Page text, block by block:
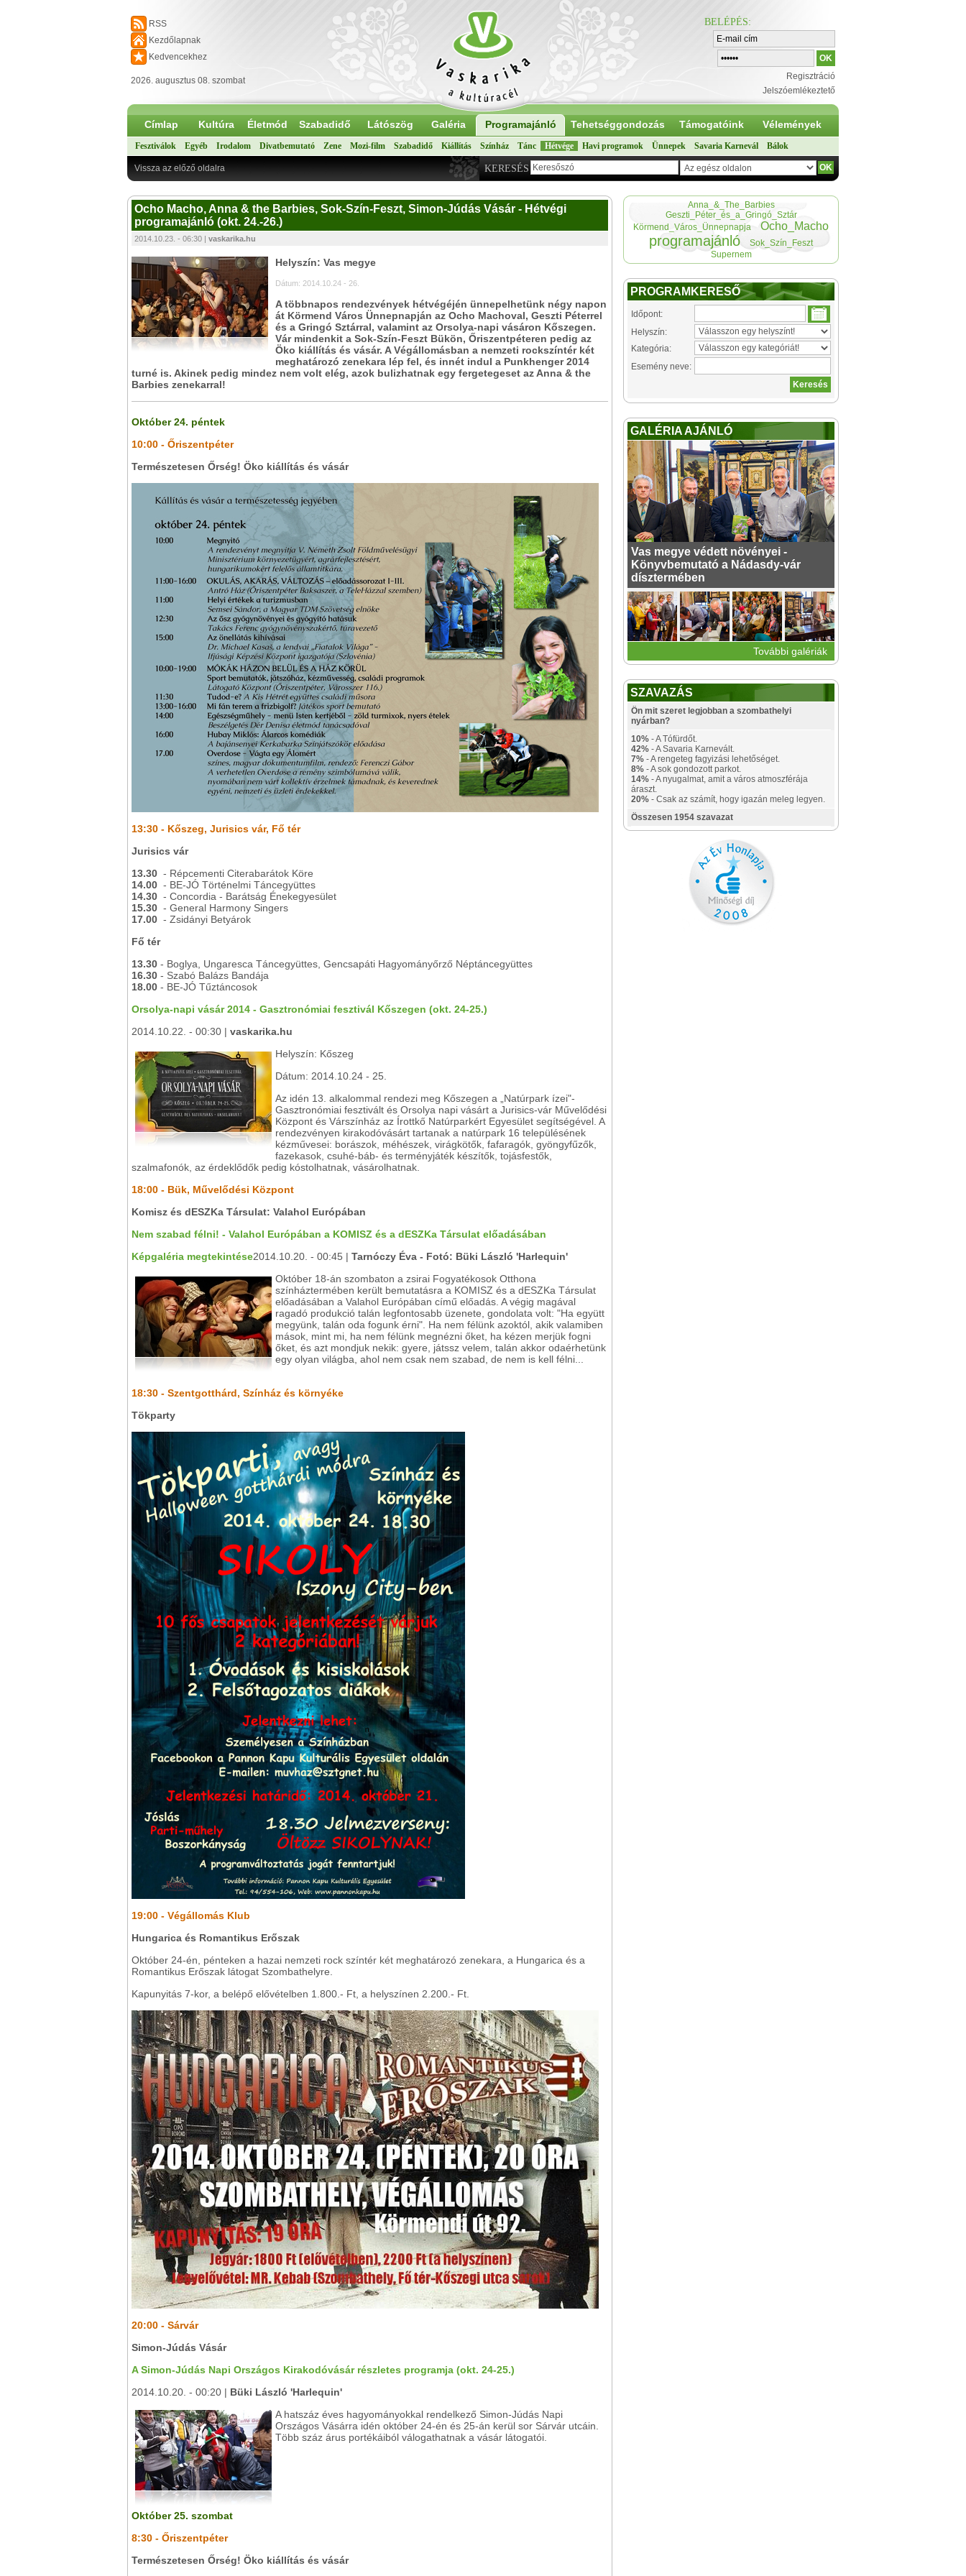
RSS
Kezdőlapnak
Kedvencekhez
2026. augusztus 08. szombat
BELÉPÉS:
Regisztráció
Jelszóemlékeztető
Címlap Kultúra Életmód Szabadidő Látószög Galéria Programajánló Tehetséggondozás Támogatóink Vélemények
Fesztiválok Egyéb Irodalom Divatbemutató Zene Mozi-film Szabadidő Kiállítás Színház Tánc Hétvége Havi programok Ünnepek Savaria Karnevál Bálok
KERESÉS
Vissza az előző oldalra
Ocho Macho, Anna & the Barbies, Sok-Szín-Feszt, Simon-Júdás Vásár - Hétvégi
programajánló (okt. 24.-26.)
2014.10.23. - 06:30 | vaskarika.hu
Helyszín: Vas megye
Dátum: 2014.10.24 - 26.
A többnapos rendezvények hétvégéjén ünnepelhetünk négy napon
át Körmend Város Ünnepnapján az Ocho Machoval, Geszti Péterrel
és a Gringó Sztárral, valamint az Orsolya-napi vásáron Kőszegen.
Vár mindenkit a Sok-Szín-Feszt Bükön, Őriszentpéteren pedig az
Öko kiállítás és vásár. A Végállomásban a nemzeti rockszíntér két
meghatározó zenekara lép fel, és innét indul a Punkhenger 2014
turné is. Akinek pedig mindez nem volt elég, azok bulizhatnak egy fergetegeset az Anna & the
Barbies zenekarral!
Október 24. péntek
10:00 - Őriszentpéter
Természetesen Őrség! Öko kiállítás és vásár
13:30 - Kőszeg, Jurisics vár, Fő tér
Jurisics vár
13.30 - Répcementi Citerabarátok Köre
14.00 - BE-JÓ Történelmi Táncegyüttes
14.30 - Concordia - Barátság Énekegyesület
15.30 - General Harmony Singers
17.00 - Zsidányi Betyárok
Fő tér
13.30 - Boglya, Ungaresca Táncegyüttes, Gencsapáti Hagyományőrző Néptáncegyüttes
16.30 - Szabó Balázs Bandája
18.00 - BE-JÓ Tűztáncosok
Orsolya-napi vásár 2014 - Gasztronómiai fesztivál Kőszegen (okt. 24-25.)
2014.10.22. - 00:30 | vaskarika.hu
Helyszín: Kőszeg
Dátum: 2014.10.24 - 25.
Az idén 13. alkalommal rendezi meg Kőszegen a „Natúrpark ízei"-
Gasztronómiai fesztivált és Orsolya napi vásárt a Jurisics-vár Művelődési
Központ és Várszínház az Írottkő Natúrparkért Egyesület segítségével. A
rendezvényen kirakodóvásárt tartanak a natúrpark 16 településének
kézművesei: borászok, méhészek, virágkötők, fafaragók, gyöngyfűzők,
fazekasok, csuhé-báb- és terményjáték készítők, tojásfestők,
szalmafonók, az érdeklődők pedig kóstolhatnak, vásárolhatnak.
18:00 - Bük, Művelődési Központ
Komisz és dESZKa Társulat: Valahol Európában
Nem szabad félni! - Valahol Európában a KOMISZ és a dESZKa Társulat előadásában
Képgaléria megtekintése2014.10.20. - 00:45 | Tarnóczy Éva - Fotó: Büki László 'Harlequin'
Október 18-án szombaton a zsirai Fogyatékosok Otthona
színháztermében került bemutatásra a KOMISZ és a dESZKa Társulat
előadásában a Valahol Európában című előadás. A végig magával
ragadó produkció talán legfontosabb üzenete, gondolata volt: "Ha együtt
megyünk, talán oda fogunk érni". Ha nem félünk azoktól, akik valamiben
mások, mint mi, ha nem félünk megnézni őket, ha kézen merjük fogni
őket, és azt mondjuk nekik: gyere, játssz velem, talán akkor odaérhetünk
egy olyan világba, ahol nem csak nem szabad, de nem is kell félni...
18:30 - Szentgotthárd, Színház és környéke
Tökparty
19:00 - Végállomás Klub
Hungarica és Romantikus Erőszak
Október 24-én, pénteken a hazai nemzeti rock színtér két meghatározó zenekara, a Hungarica és a
Romantikus Erőszak látogat Szombathelyre.
Kapunyitás 7-kor, a belépő elővételben 1.800.- Ft, a helyszínen 2.200.- Ft.
20:00 - Sárvár
Simon-Júdás Vásár
A Simon-Júdás Napi Országos Kirakodóvásár részletes programja (okt. 24-25.)
2014.10.20. - 00:20 | Büki László 'Harlequin'
A hatszáz éves hagyományokkal rendelkező Simon-Júdás Napi
Országos Vásárra idén október 24-én és 25-án kerül sor Sárvár utcáin.
Több száz árus portékáiból válogathatnak a vásár látogatói.
Október 25. szombat
8:30 - Őriszentpéter
Természetesen Őrség! Öko kiállítás és vásár
Anna_&_The_Barbies
Geszti_Péter_és_a_Gringó_Sztár
Körmend_Város_Ünnepnapja
Ocho_Macho
programajánló
Sok_Szín_Feszt
Supernem
PROGRAMKERESŐ
Időpont:
Helyszín:
Kategória:
Esemény neve:
GALÉRIA AJÁNLÓ
Vas megye védett növényei -
Könyvbemutató a Nádasdy-vár
dísztermében
További galériák
SZAVAZÁS
Ön mit szeret legjobban a szombathelyi
nyárban?
10% - A Tófürdőt.
42% - A Savaria Karnevált.
7% - A rengeteg fagyizási lehetőséget.
8% - A sok gondozott parkot.
14% - A nyugalmat, amit a város atmoszférája
áraszt.
20% - Csak az számít, hogy igazán meleg legyen.
Összesen 1954 szavazat